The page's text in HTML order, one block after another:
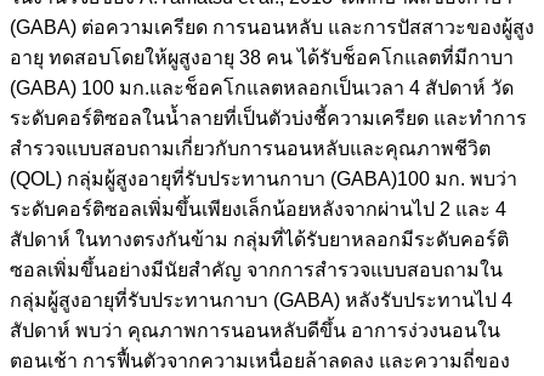
(GABA) ต่อความเครียด การนอนหลับ และการปัสสาวะของผู้สูง
อายุ ทดสอบโดยให้ผูสูงอายุ 38 คน ได้รับช็อคโกแลตที่มีกาบา
(GABA) 100 มก.และช็อคโกแลตหลอกเป็นเวลา 4 สัปดาห์ วัด
ระดับคอร์ติซอลในน้ำลายที่เป็นตัวบ่งชี้ความเครียด และทำการ
สำรวจแบบสอบถามเกี่ยวกับการนอนหลับและคุณภาพชีวิต
(QOL) กลุ่มผู้สูงอายุที่รับประทานกาบา (GABA)100 มก. พบว่า
ระดับคอร์ติซอลเพิ่มขึ้นเพียงเล็กน้อยหลังจากผ่านไป 2 และ 4
สัปดาห์ ในทางตรงกันข้าม กลุ่มที่ได้รับยาหลอกมีระดับคอร์ติ
ซอลเพิ่มขึ้นอย่างมีนัยสำคัญ จากการสำรวจแบบสอบถามใน
กลุ่มผู้สูงอายุที่รับประทานกาบา (GABA) หลังรับประทานไป 4
สัปดาห์ พบว่า คุณภาพการนอนหลับดีขึ้น อาการง่วงนอนใน
ตอนเช้า การฟื้นตัวจากความเหนื่อยล้าลดลง และความถี่ของ